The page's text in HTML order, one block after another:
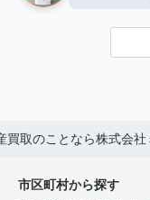
買取のことなら株式会
市区町村から探す